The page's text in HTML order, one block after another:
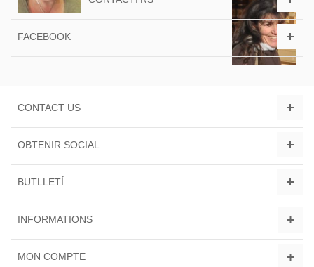
FACEBOOK
CONTACT US
OBTENIR SOCIAL
BUTLLETÍ
INFORMATIONS
MON COMPTE